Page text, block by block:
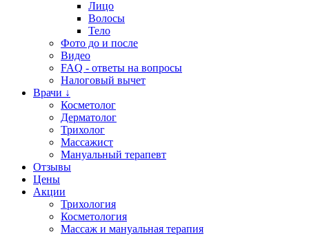
Лицо
Волосы
Тело
Фото до и после
Видео
FAQ - ответы на вопросы
Налоговый вычет
Врачи ↓
Косметолог
Дерматолог
Трихолог
Массажист
Мануальный терапевт
Отзывы
Цены
Акции
Трихология
Косметология
Массаж и мануальная терапия